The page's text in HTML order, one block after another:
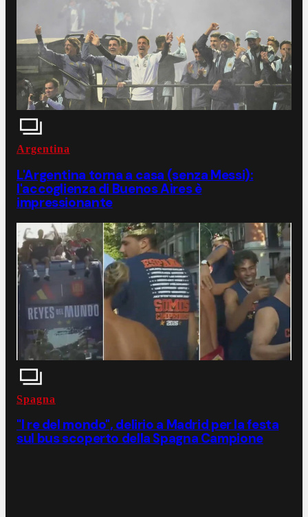
Argentina
L'Argentina torna a casa (senza Messi):
l'accoglienza di Buenos Aires è
impressionante
Spagna
"I re del mondo", delirio a Madrid per la festa
sul bus scoperto della Spagna Campione